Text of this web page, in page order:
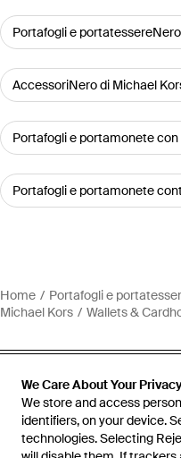
We Care About Your
We store and access
identifiers, on your device.
technologies. Selecting
Portafogli e
AccessoriNero di Michael
Portafogli e portamonete con
Portafogli e portamonete
Home Portafogli e
Michael Kors
Wallets &
Assistenza e info